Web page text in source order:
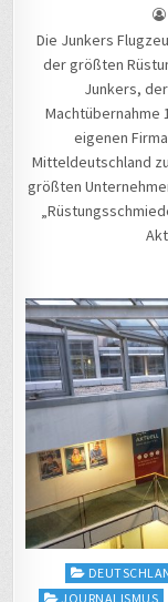
Die Junkers
der größten
Junkers,
Machtübernahme
eigenen
Mitteldeutschland
größten
Posted
in
JOURNALISMUS